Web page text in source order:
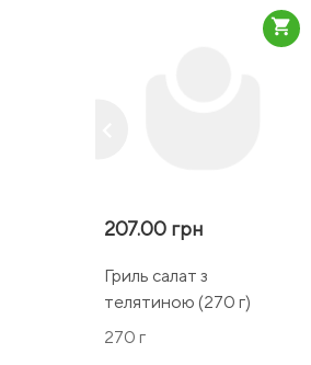
207.00 грн
Гриль салат з
телятиною (270 г)
270 г
shopping_cart